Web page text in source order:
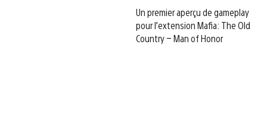
Un premier aperçu de gameplay
pour l’extension Mafia: The Old
Country – Man of Honor